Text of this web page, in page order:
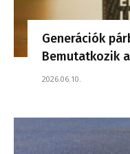
Generációk
Bemutatkozik
2026.06.10.